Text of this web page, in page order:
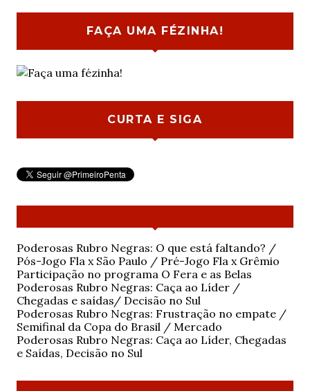
FAÇA UMA FÉZINHA!
CURTA E SIGA
Poderosas Rubro Negras: O que está faltando? /
Pós-Jogo Fla x São Paulo / Pré-Jogo Fla x Grêmio
Participação no programa O Fera e as Belas
Poderosas Rubro Negras: Caça ao Líder /
Chegadas e saídas/ Decisão no Sul
Poderosas Rubro Negras: Frustração no empate /
Semifinal da Copa do Brasil / Mercado
Poderosas Rubro Negras: Caça ao Líder, Chegadas
e Saídas, Decisão no Sul